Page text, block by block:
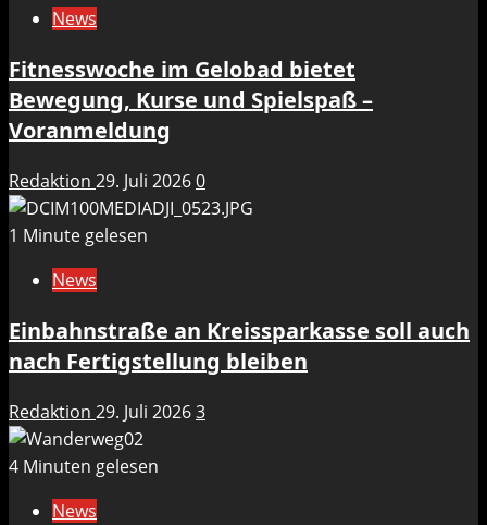
News
Fitnesswoche im Gelobad bietet
Bewegung, Kurse und Spielspaß –
Voranmeldung
Redaktion 29. Juli 20260
1 Minute gelesen
News
Einbahnstraße an Kreissparkasse soll auch
nach Fertigstellung bleiben
Redaktion 29. Juli 20263
4 Minuten gelesen
News